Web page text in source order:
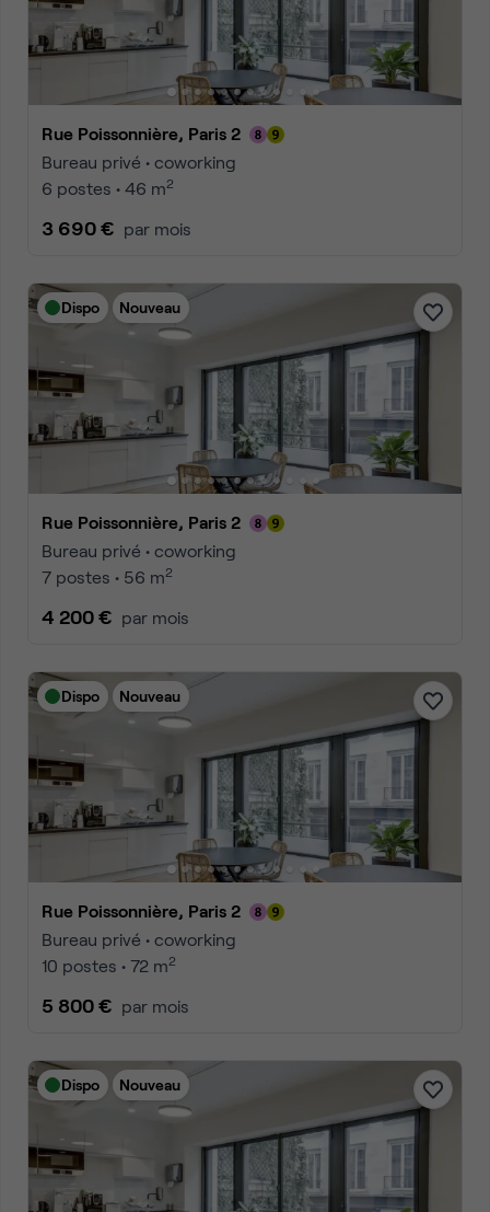
Rue Poissonnière, Paris 2
Bureau privé • coworking
6 postes • 46 m2
3 690 € par mois
Dispo Nouveau
Rue Poissonnière, Paris 2
Bureau privé • coworking
7 postes • 56 m2
4 200 € par mois
Dispo Nouveau
Rue Poissonnière, Paris 2
Bureau privé • coworking
10 postes • 72 m2
5 800 € par mois
Dispo Nouveau